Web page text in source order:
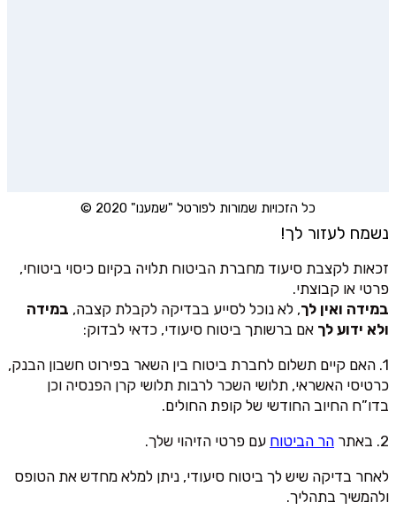
כל הזכויות שמורות לפורטל "שמענו" 2020 ©
נשמח לעזור לך!
זכאות לקצבת סיעוד מחברת הביטוח תלויה בקיום כיסוי ביטוחי,
פרטי או קבוצתי.
במידה ואין לך, לא נוכל לסייע בבדיקה לקבלת קצבה, במידה
ולא ידוע לך אם ברשותך ביטוח סיעודי, כדאי לבדוק:
1. האם קיים תשלום לחברת ביטוח בין השאר בפירוט חשבון הבנק,
כרטיסי האשראי, תלושי השכר לרבות תלושי קרן הפנסיה וכן
בדו”ח החיוב החודשי של קופת החולים.
2. באתר
הר הביטוח עם פרטי הזיהוי שלך.
לאחר בדיקה שיש לך ביטוח סיעודי, ניתן למלא מחדש את הטופס
ולהמשיך בתהליך.